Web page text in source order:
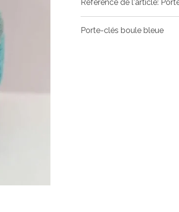
Référence de l'article:
Porte-clés boule bleue